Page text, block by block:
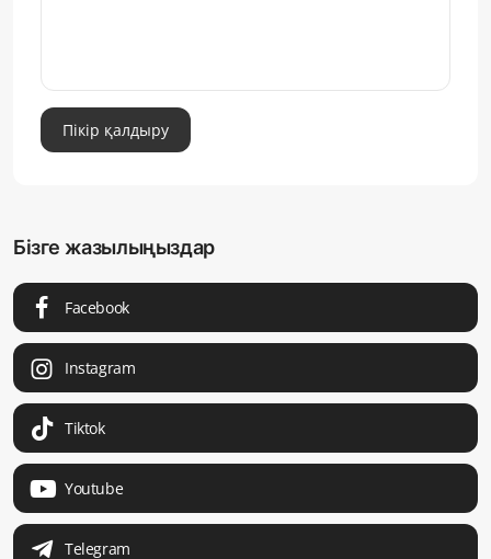
Пікір қалдыру
Бізге жазылыңыздар
Facebook
Instagram
Tiktok
Youtube
Telegram